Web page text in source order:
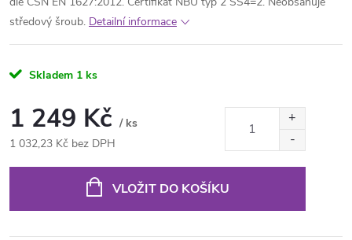
středový šroub. Detailní informace
Skladem 1 ks
1 249 Kč / ks
1 032,23 Kč bez DPH
VLOŽIT DO KOŠÍKU